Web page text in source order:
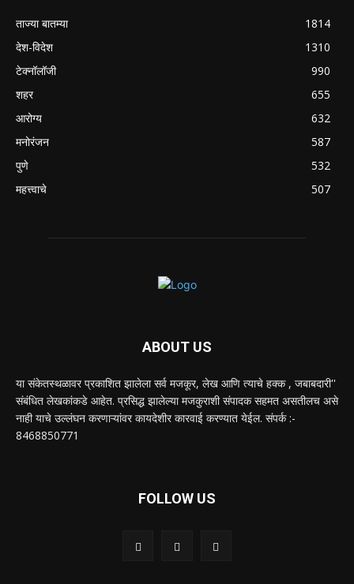
ताज्या बातम्या
1814
देश-विदेश
1310
टेक्नॉलॉजी
990
शहर
655
आरोग्य
632
मनोरंजन
587
पुणे
532
महत्त्वाचे
507
ABOUT US
या संकेतस्थळावर प्रकाशित झालेला सर्व मजकूर, लेख आणि त्याचे हक्क , जबाबदारी''
संबंधित लेखकांकडे आहेत. प्रसिद्ध झालेल्या मजकुराशी संपादक सहमत असतीलच असे
नाही याचे उल्लंघन करणाऱ्यांवर कायदेशीर कारवाई करण्यात येईल. संपर्क :-
8468850771
FOLLOW US